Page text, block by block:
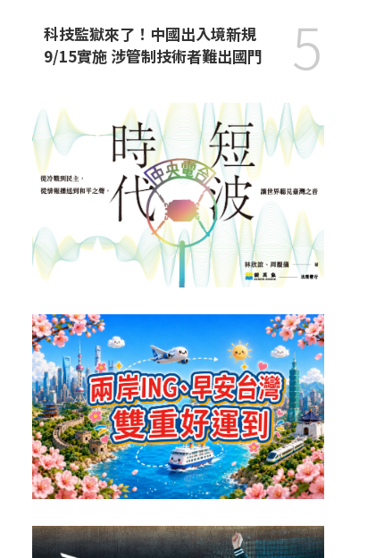
科技監獄來了！中國出入境新規
9/15實施 涉管制技術者難出國門
5